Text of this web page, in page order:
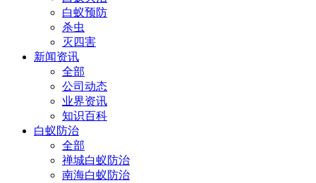
白蚁预防
杀虫
灭四害
新闻资讯
全部
公司动态
业界资讯
知识百科
白蚁防治
全部
禅城白蚁防治
南海白蚁防治